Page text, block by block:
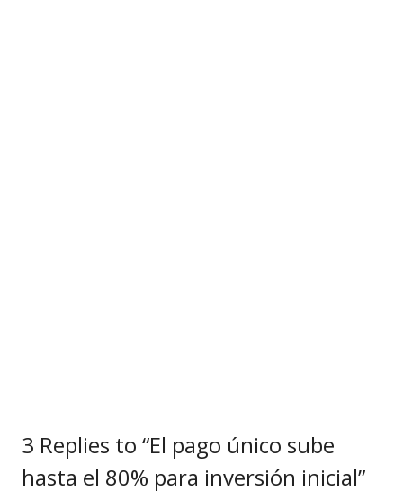
3 Replies to “El pago único sube
hasta el 80% para inversión inicial”